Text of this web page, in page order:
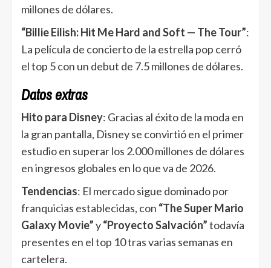
millones de dólares.
“Billie Eilish: Hit Me Hard and Soft — The Tour”:
La película de concierto de la estrella pop cerró
el top 5 con un debut de 7.5 millones de dólares.
Datos extras
Hito para Disney: Gracias al éxito de la moda en
la gran pantalla, Disney se convirtió en el primer
estudio en superar los 2.000 millones de dólares
en ingresos globales en lo que va de 2026.
Tendencias: El mercado sigue dominado por
franquicias establecidas, con “The Super Mario
Galaxy Movie”y“Proyecto Salvación”todavía
presentes en el top 10 tras varias semanas en
cartelera.